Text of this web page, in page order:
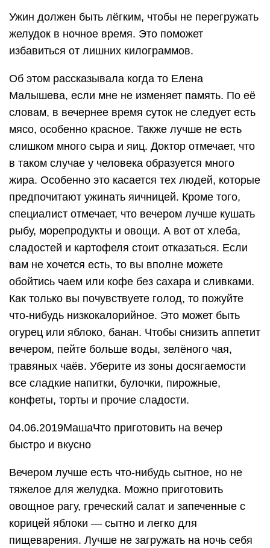
Ужин должен быть лёгким, чтобы не перегружать
желудок в ночное время. Это поможет
избавиться от лишних килограммов.
Об этом рассказывала когда то Елена
Малышева, если мне не изменяет память. По её
словам, в вечернее время суток не следует есть
мясо, особенно красное. Также лучше не есть
слишком много сыра и яиц. Доктор отмечает, что
в таком случае у человека образуется много
жира. Особенно это касается тех людей, которые
предпочитают ужинать яичницей. Кроме того,
специалист отмечает, что вечером лучше кушать
рыбу, морепродукты и овощи. А вот от хлеба,
сладостей и картофеля стоит отказаться. Если
вам не хочется есть, то вы вполне можете
обойтись чаем или кофе без сахара и сливками.
Как только вы почувствуете голод, то пожуйте
что-нибудь низкокалорийное. Это может быть
огурец или яблоко, банан. Чтобы снизить аппетит
вечером, пейте больше воды, зелёного чая,
травяных чаёв. Уберите из зоны досягаемости
все сладкие напитки, булочки, пирожные,
конфеты, торты и прочие сладости.
04.06.2019МашаЧто приготовить на вечер
быстро и вкусно
Вечером лучше есть что-нибудь сытное, но не
тяжелое для желудка. Можно приготовить
овощное рагу, греческий салат и запеченные с
корицей яблоки — сытно и легко для
пищеварения. Лучше не загружать на ночь себя